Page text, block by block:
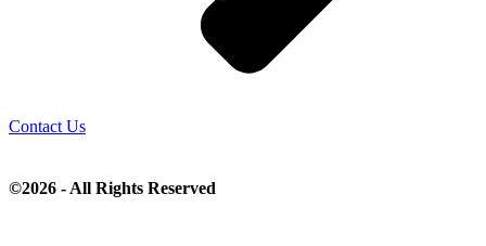
Contact Us
©2026 - All Rights Reserved